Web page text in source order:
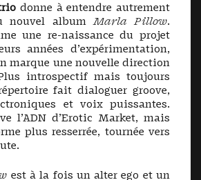
donne à entendre autrement
nouvel albumMarla Pillow.
une re-naissance du projet
années d’expérimentation,
marque une nouvelle direction
introspectif mais toujours
fait dialoguer groove,
et voix puissantes.
l’ADN d’Erotic Market, mais
plus resserrée, tournée vers
est à la fois un alter ego et un